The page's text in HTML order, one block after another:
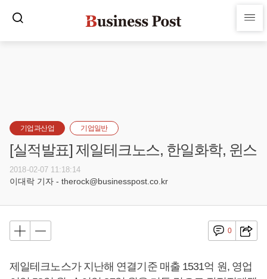
기업과산업 기업일반
[실적발표] 제일테크노스, 한일화학, 윈스
2018-02-07 11:18:14
이대락 기자 - therock@businesspost.co.kr
0
제일테크노스가 지난해 연결기준 매출 1531억 원, 영업